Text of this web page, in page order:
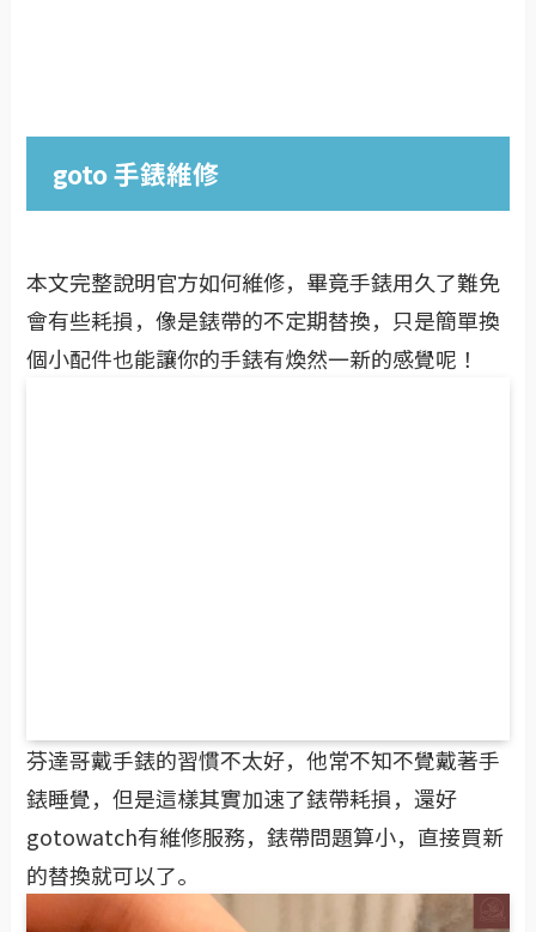
goto 手錶維修
本文完整說明官方如何維修，畢竟手錶用久了難免
會有些耗損，像是錶帶的不定期替換，只是簡單換
個小配件也能讓你的手錶有煥然一新的感覺呢！
芬達哥戴手錶的習慣不太好，他常不知不覺戴著手
錶睡覺，但是這樣其實加速了錶帶耗損，還好
gotowatch有維修服務，錶帶問題算小，直接買新
的替換就可以了。